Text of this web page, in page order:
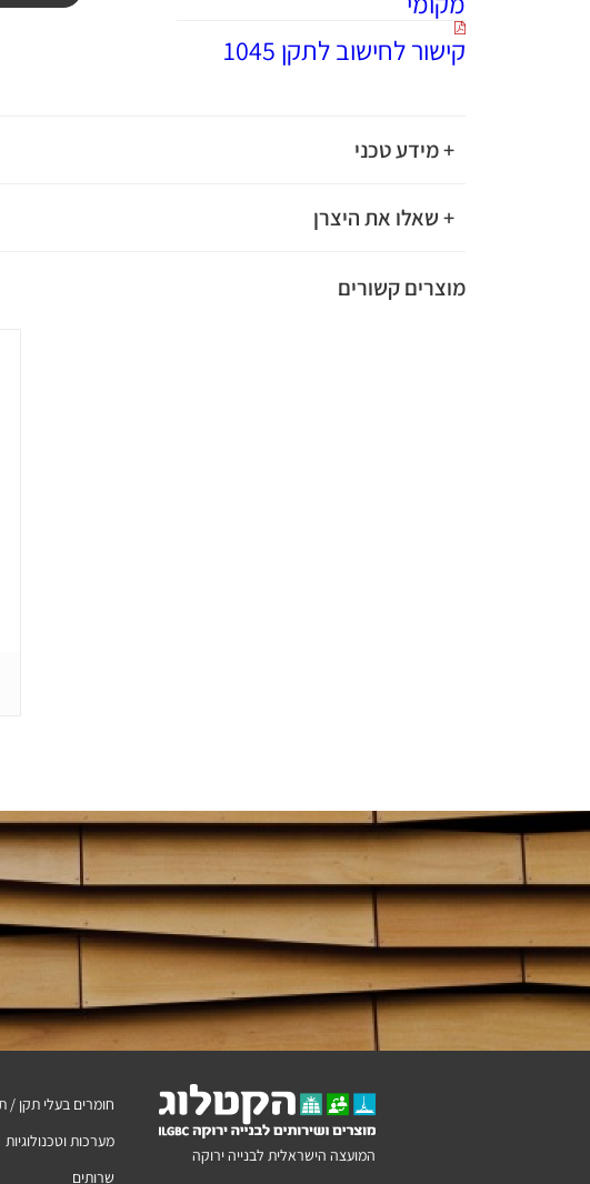
קישור לחישוב לתקן 1045
+ מידע טכני
+ שאלו את היצרן
מוצרים קשורים
המועצה הישראלית לבנייה ירוקה
חומרים בעלי תקן /
מערכות וטכנולוגיות
שרותים